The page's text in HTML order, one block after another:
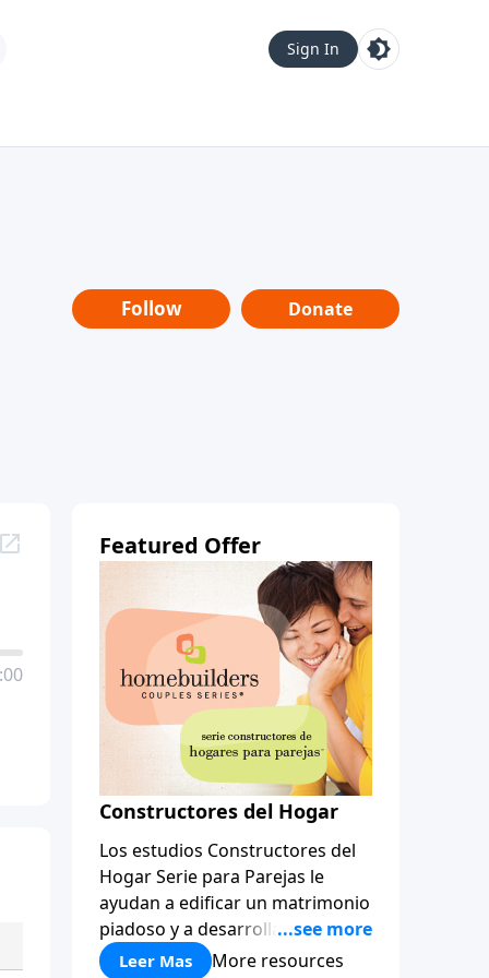
Sign In
Follow Donate
Featured Offer
Constructores del Hogar
Los estudios Constructores del
Hogar Serie para Parejas le
ayudan a edificar un matrimonio
piadoso y a desarrollar
amistades que duren para toda
Leer Mas More resources